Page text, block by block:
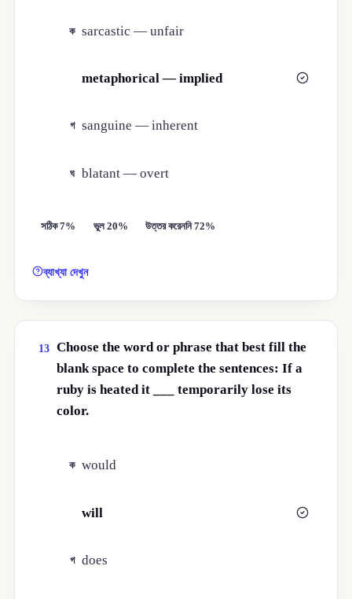
ক sarcastic — unfair
metaphorical — implied
গ sanguine — inherent
ঘ blatant — overt
সঠিক 7% ভুল 20% উত্তর করেননি 72%
ব্যাখ্যা দেখুন
13 Choose the word or phrase that best fill the
blank space to complete the sentences: If a
ruby is heated it ___ temporarily lose its
color.
ক would
will
গ does